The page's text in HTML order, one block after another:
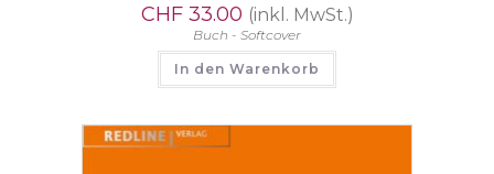
CHF33.00 (inkl. MwSt.)
Buch - Softcover
In den Warenkorb